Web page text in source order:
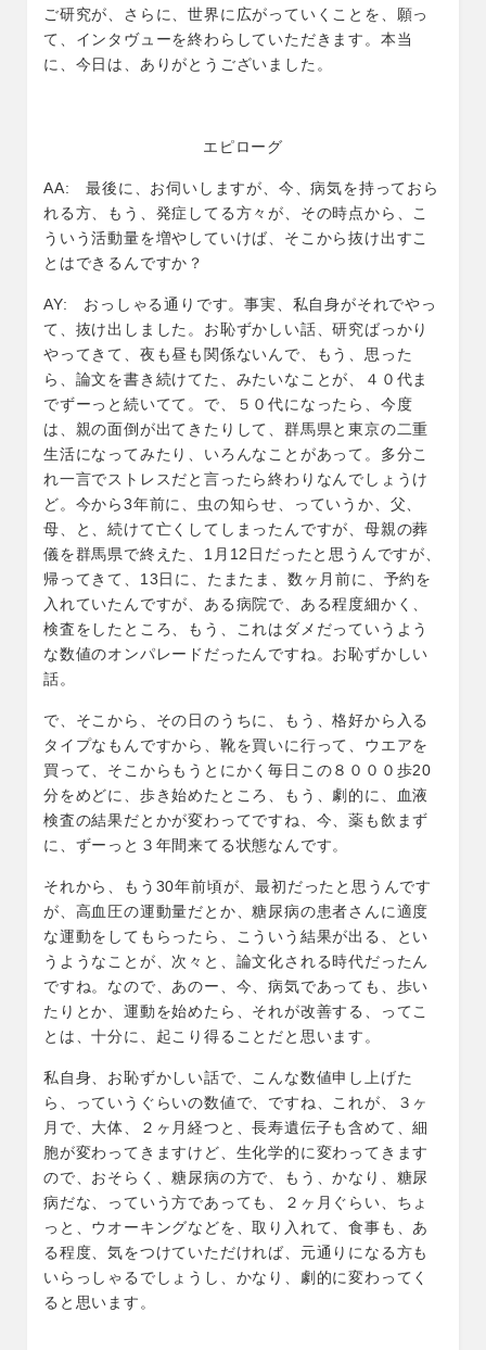
ご研究が、さらに、世界に広がっていくことを、願っ
て、インタヴューを終わらしていただきます。本当
に、今日は、ありがとうございました。
エピローグ
AA: 最後に、お伺いしますが、今、病気を持っておら
れる方、もう、発症してる方々が、その時点から、こ
ういう活動量を増やしていけば、そこから抜け出すこ
とはできるんですか？
AY: おっしゃる通りです。事実、私自身がそれでやっ
て、抜け出しました。お恥ずかしい話、研究ばっかり
やってきて、夜も昼も関係ないんで、もう、思った
ら、論文を書き続けてた、みたいなことが、４０代ま
でずーっと続いてて。で、５０代になったら、今度
は、親の面倒が出てきたりして、群馬県と東京の二重
生活になってみたり、いろんなことがあって。多分こ
れ一言でストレスだと言ったら終わりなんでしょうけ
ど。今から3年前に、虫の知らせ、っていうか、父、
母、と、続けて亡くしてしまったんですが、母親の葬
儀を群馬県で終えた、1月12日だったと思うんですが、
帰ってきて、13日に、たまたま、数ヶ月前に、予約を
入れていたんですが、ある病院で、ある程度細かく、
検査をしたところ、もう、これはダメだっていうよう
な数値のオンパレードだったんですね。お恥ずかしい
話。
で、そこから、その日のうちに、もう、格好から入る
タイプなもんですから、靴を買いに行って、ウエアを
買って、そこからもうとにかく毎日この８０００歩20
分をめどに、歩き始めたところ、もう、劇的に、血液
検査の結果だとかが変わってですね、今、薬も飲まず
に、ずーっと３年間来てる状態なんです。
それから、もう30年前頃が、最初だったと思うんです
が、高血圧の運動量だとか、糖尿病の患者さんに適度
な運動をしてもらったら、こういう結果が出る、とい
うようなことが、次々と、論文化される時代だったん
ですね。なので、あのー、今、病気であっても、歩い
たりとか、運動を始めたら、それが改善する、ってこ
とは、十分に、起こり得ることだと思います。
私自身、お恥ずかしい話で、こんな数値申し上げた
ら、っていうぐらいの数値で、ですね、これが、３ヶ
月で、大体、２ヶ月経つと、長寿遺伝子も含めて、細
胞が変わってきますけど、生化学的に変わってきます
ので、おそらく、糖尿病の方で、もう、かなり、糖尿
病だな、っていう方であっても、２ヶ月ぐらい、ちょ
っと、ウオーキングなどを、取り入れて、食事も、あ
る程度、気をつけていただければ、元通りになる方も
いらっしゃるでしょうし、かなり、劇的に変わってく
ると思います。